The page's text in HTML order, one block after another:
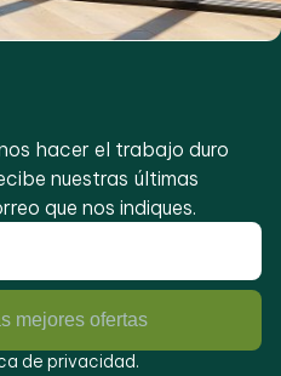
hacer el trabajo duro
nuestras últimas
que nos indiques.
mejores ofertas
de privacidad.